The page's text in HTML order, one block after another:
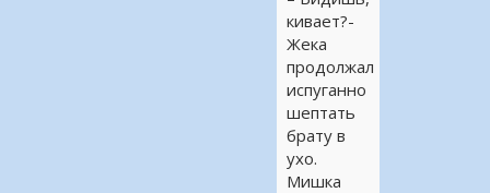
кивает?-
Жека
продолжал
испуганно
шептать
брату в
ухо.
Мишка